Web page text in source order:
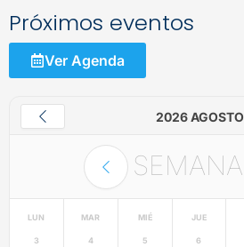
Próximos eventos
Ver Agenda
2026 AGOSTO
SEMANA
LUN
3
MAR
4
MIÉ
5
JUE
6